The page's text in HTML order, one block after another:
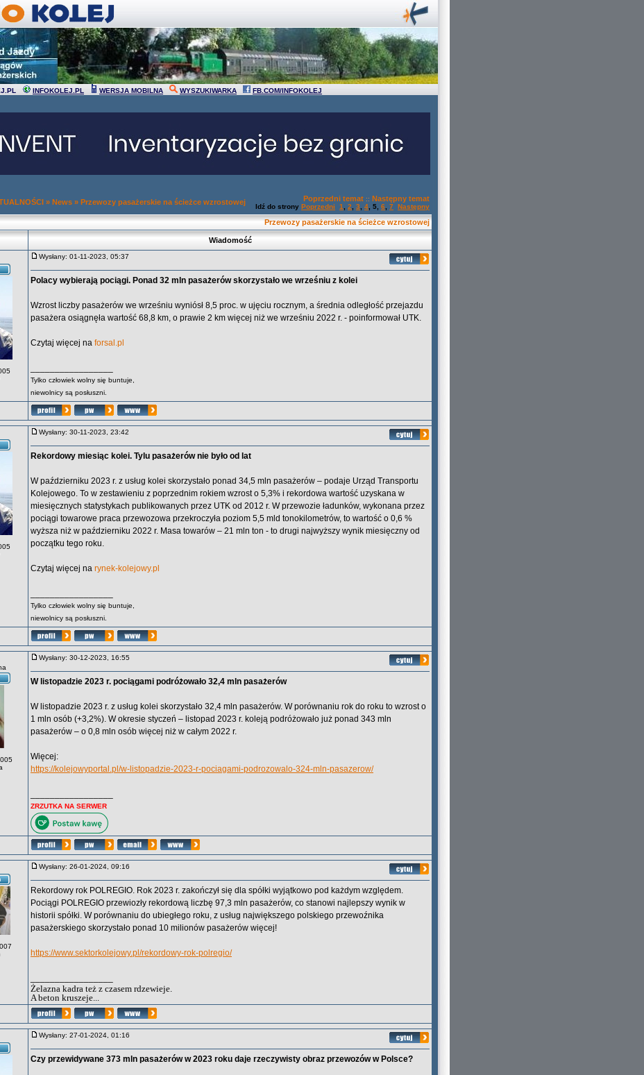
INFOKOLEJ.PL WERSJA MOBILNA WYSZUKIWARKA FB.COM/INFOKOLEJ
» News » Przewozy pasażerskie na ścieżce wzrostowej Poprzedni temat :: Następny temat
Idź do strony Poprzedni 1 2 3 4 5 6 7 Następny
Przewozy pasażerskie na ścieżce wzrostowej
Wiadomość
Wysłany: 01-11-2023, 05:37
Polacy wybierają pociągi. Ponad 32 mln pasażerów skorzystało we wrześniu z kolei
Wzrost liczby pasażerów we wrześniu wyniósł 8,5 proc. w ujęciu rocznym, a średnia odległość przejazdu
pasażera osiągnęła wartość 68,8 km, o prawie 2 km więcej niż we wrześniu 2022 r. - poinformował UTK.
Czytaj więcej na forsal.pl
Tylko człowiek wolny się buntuje,
niewolnicy są posłuszni.
Wysłany: 30-11-2023, 23:42
Rekordowy miesiąc kolei. Tylu pasażerów nie było od lat
W październiku 2023 r. z usług kolei skorzystało ponad 34,5 mln pasażerów – podaje Urząd Transportu
Kolejowego. To w zestawieniu z poprzednim rokiem wzrost o 5,3% i rekordowa wartość uzyskana w
miesięcznych statystykach publikowanych przez UTK od 2012 r. W przewozie ładunków, wykonana przez
pociągi towarowe praca przewozowa przekroczyła poziom 5,5 mld tonokilometrów, to wartość o 0,6 %
wyższa niż w październiku 2022 r. Masa towarów – 21 mln ton - to drugi najwyższy wynik miesięczny od
początku tego roku.
Czytaj więcej na rynek-kolejowy.pl
Tylko człowiek wolny się buntuje,
niewolnicy są posłuszni.
Wysłany: 30-12-2023, 16:55
W listopadzie 2023 r. pociągami podróżowało 32,4 mln pasażerów
W listopadzie 2023 r. z usług kolei skorzystało 32,4 mln pasażerów. W porównaniu rok do roku to wzrost o
1 mln osób (+3,2%). W okresie styczeń – listopad 2023 r. koleją podróżowało już ponad 343 mln
pasażerów – o 0,8 mln osób więcej niż w całym 2022 r.
Więcej:
https://kolejowyportal.pl/w-listopadzie-2023-r-pociagami-podrozowalo-324-mln-pasazerow/
ZRZUTKA NA SERWER
Wysłany: 26-01-2024, 09:16
Rekordowy rok POLREGIO. Rok 2023 r. zakończył się dla spółki wyjątkowo pod każdym względem.
Pociągi POLREGIO przewiozły rekordową liczbę 97,3 mln pasażerów, co stanowi najlepszy wynik w
historii spółki. W porównaniu do ubiegłego roku, z usług największego polskiego przewoźnika
pasażerskiego skorzystało ponad 10 milionów pasażerów więcej!
https://www.sektorkolejowy.pl/rekordowy-rok-polregio/
Żelazna kadra też z czasem rdzewieje.
A beton kruszeje...
Wysłany: 27-01-2024, 01:16
Czy przewidywane 373 mln pasażerów w 2023 roku daje rzeczywisty obraz przewozów w Polsce?